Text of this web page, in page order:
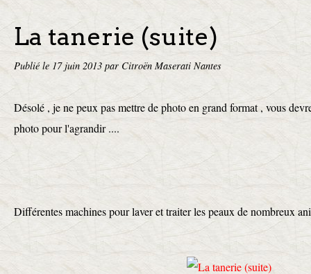
La tanerie (suite)
Publié le 17 juin 2013 par Citroën Maserati Nantes
Désolé , je ne peux pas mettre de photo en grand format , vous
photo pour l'agrandir ....
Différentes machines pour laver et traiter les peaux de nombreux